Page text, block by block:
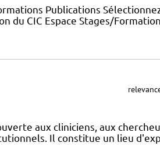
Publications
du CIC Espace Stages/
aux cliniciens, aux
Il constitue un lieu